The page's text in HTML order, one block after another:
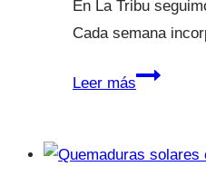
En La Tribu
Cada semana
Leer más